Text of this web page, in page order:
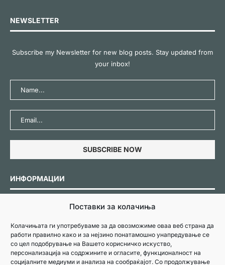
Поставки за колачиња
Колачињата ги употребуваме за да овозможиме оваа веб страна да
работи правилно како и за нејзино понатамошно унапредување се
со цел подобрување на Вашето корисничко искуство,
персонализација на содржините и огласите, функционалност на
социјалните медиуми и анализа на сообраќајот. Со продолжување
NEWSLETTER
Subscribe my Newsletter for new blog posts. Stay updated from
your inbox!
ИНФОРМАЦИИ
Политика за колачиња
Политика за приватност